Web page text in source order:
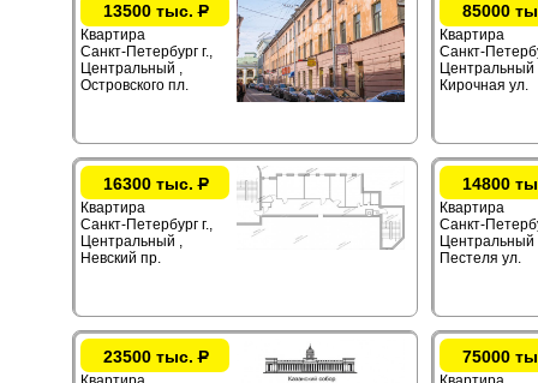
13500 тыс.Р
Квартира
Санкт-Петербург г.,
Центральный ,
Островского пл.
85000
Квартира
Санкт-
Центральный
Кирочная ул.
16300 тыс.Р
Квартира
Санкт-Петербург г.,
Центральный ,
Невский пр.
14800
Квартира
Санкт-
Центральный
Пестеля ул.
23500 тыс.Р 75000